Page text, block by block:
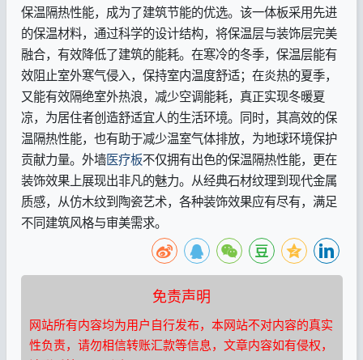
保温隔热性能，成为了建筑节能的优选。该一体板采用先进
的保温材料，通过科学的设计结构，将保温层与装饰层完美
融合，有效降低了建筑的能耗。在寒冷的冬季，保温层能有
效阻止室外寒气侵入，保持室内温度舒适；在炎热的夏季，
又能有效隔绝室外热浪，减少空调能耗，真正实现冬暖夏
凉，为居住者创造舒适宜人的生活环境。同时，其高效的保
温隔热性能，也有助于减少温室气体排放，为地球环境保护
贡献力量。外墙医疗板不仅拥有出色的保温隔热性能，更在
装饰效果上展现出非凡的魅力。从经典石材纹理到现代金属
质感，从仿木纹到陶瓷艺术，各种装饰效果应有尽有，满足
不同建筑风格与审美需求。
免责声明
网站所有内容均为用户自行发布，本网站不对内容的真实
性负责，请勿相信转账汇款等信息，文章内容如有侵权，